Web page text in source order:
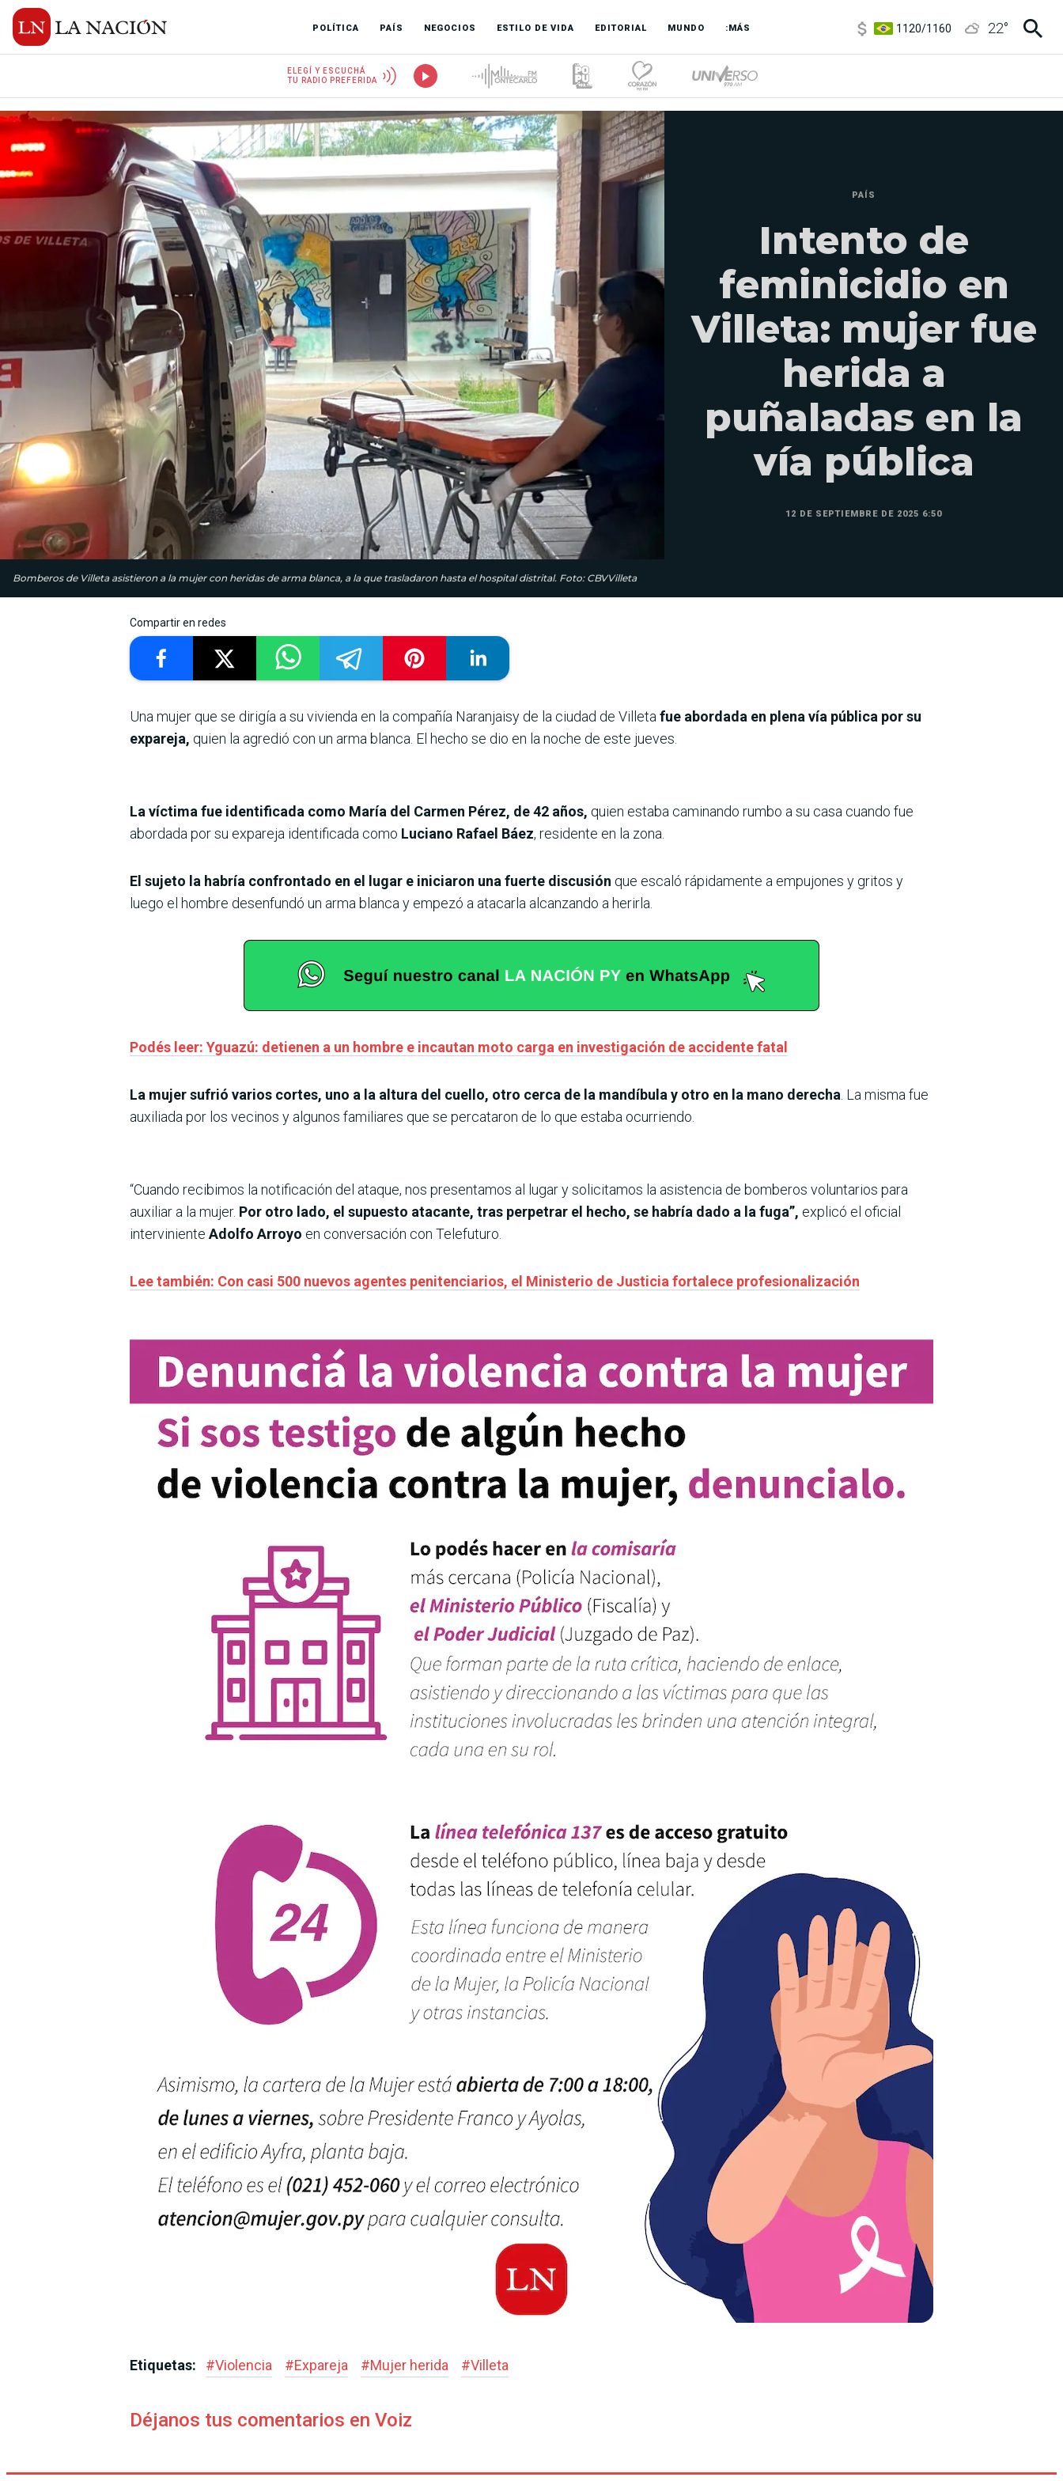
POLÍTICA PAÍS NEGOCIOS ESTILO DE VIDA EDITORIAL MUNDO :MÁS
3,6/3,9
22°
ELEGÍ Y ESCUCHÁ
TU RADIO PREFERIDA
Bomberos de Villeta asistieron a la mujer con heridas de arma blanca, a la que trasladaron hasta el hospital distrital. Foto: CBVVilleta
PAÍS
Intento de
feminicidio en
Villeta: mujer fue
herida a
puñaladas en la
vía pública
12 DE SEPTIEMBRE DE 2025 6:50
Compartir en redes
Una mujer que se dirigía a su vivienda en la compañía Naranjaisy de la ciudad de Villeta fue abordada en plena vía pública por su
expareja, quien la agredió con un arma blanca. El hecho se dio en la noche de este jueves.
La víctima fue identificada como María del Carmen Pérez, de 42 años, quien estaba caminando rumbo a su casa cuando fue
abordada por su expareja identificada como Luciano Rafael Báez, residente en la zona.
El sujeto la habría confrontado en el lugar e iniciaron una fuerte discusión que escaló rápidamente a empujones y gritos y
luego el hombre desenfundó un arma blanca y empezó a atacarla alcanzando a herirla.
Podés leer: Yguazú: detienen a un hombre e incautan moto carga en investigación de accidente fatal
La mujer sufrió varios cortes, uno a la altura del cuello, otro cerca de la mandíbula y otro en la mano derecha . La misma fue
auxiliada por los vecinos y algunos familiares que se percataron de lo que estaba ocurriendo.
“Cuando recibimos la notificación del ataque, nos presentamos al lugar y solicitamos la asistencia de bomberos voluntarios para
auxiliar a la mujer. Por otro lado, el supuesto atacante, tras perpetrar el hecho, se habría dado a la fuga”, explicó el oficial
interviniente Adolfo Arroyo en conversación con Telefuturo.
Lee también: Con casi 500 nuevos agentes penitenciarios, el Ministerio de Justicia fortalece profesionalización
Etiquetas: #Violencia #Expareja #Mujer herida #Villeta
Déjanos tus comentarios en Voiz